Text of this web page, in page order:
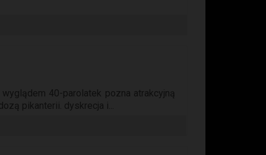
40-parolatek pozna atrakcyjną
pikanterii. dyskrecja i...